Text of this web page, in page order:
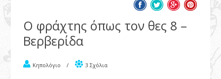
Ο φράχτης όπως τον θες 8 –
Βερβερίδα
Κηπολόγιο / 3 Σχόλια